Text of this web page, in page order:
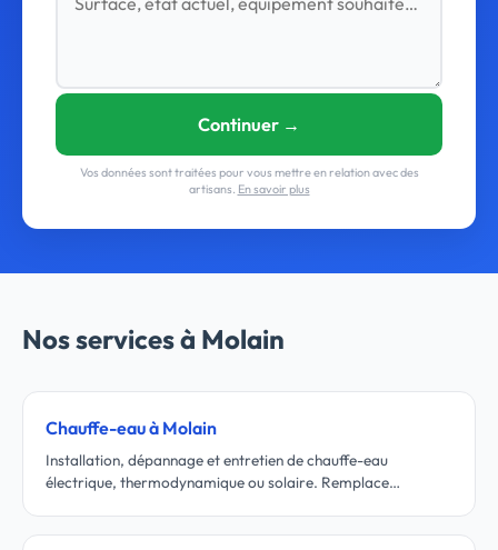
Continuer →
Vos données sont traitées pour vous mettre en relation avec des
artisans. En savoir plus
Nos services à Molain
Chauffe-eau à Molain
Installation, dépannage et entretien de chauffe-eau
électrique, thermodynamique ou solaire. Remplace…